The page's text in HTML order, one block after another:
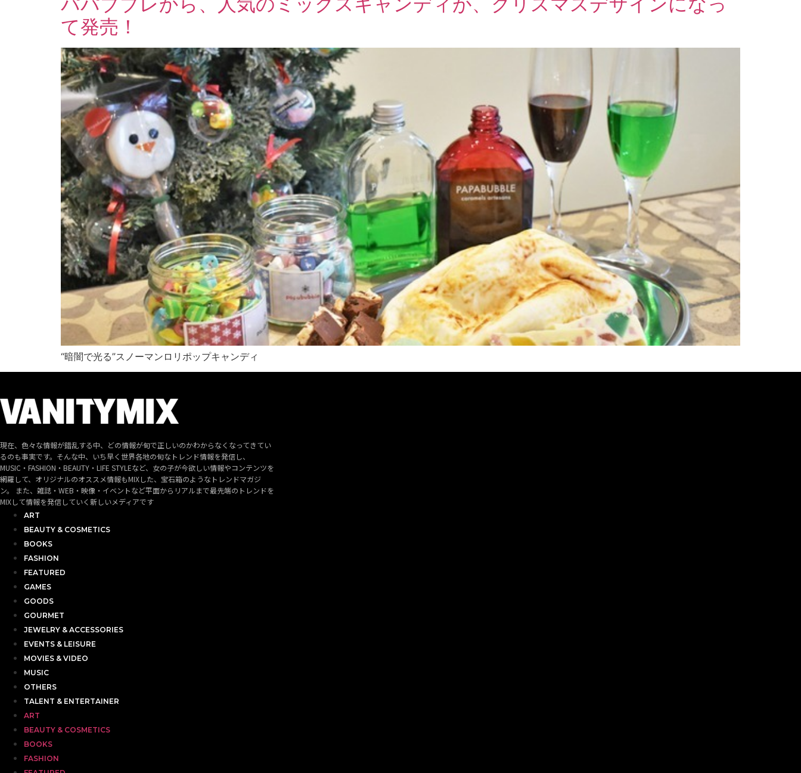
て発売！
“暗闇で光る”スノーマンロリポップキャンディ
現在、色々な情報が錯乱する中、どの情報が旬で正しいのかわからなくなってきてい
るのも事実です。そんな中、いち早く世界各地の旬なトレンド情報を発信し、
MUSIC・FASHION・BEAUTY・LIFE STYLEなど、女の子が今欲しい情報やコンテンツを
網羅して、オリジナルのオススメ情報もMIXした、宝石箱のようなトレンドマガジ
ン。 また、雑誌・WEB・映像・イベントなど平面からリアルまで最先端のトレンドを
MIXして情報を発信していく新しいメディアです
ART
BEAUTY & COSMETICS
BOOKS
FASHION
FEATURED
GAMES
GOODS
GOURMET
JEWELRY & ACCESSORIES
EVENTS & LEISURE
MOVIES & VIDEO
MUSIC
OTHERS
TALENT & ENTERTAINER
ART
BEAUTY & COSMETICS
BOOKS
FASHION